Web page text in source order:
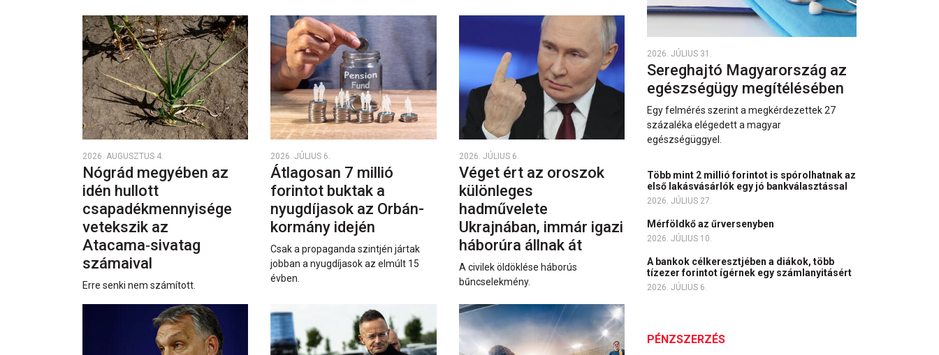
2026. AUGUSZTUS 4.
Nógrád megyében az
idén hullott
csapadékmennyisége
vetekszik az
Atacama‑sivatag
számaival
Erre senki nem számított.
2026. JÚLIUS 6.
Átlagosan 7 millió
forintot buktak a
nyugdíjasok az Orbán-
kormány idején
Csak a propaganda szintjén jártak
jobban a nyugdíjasok az elmúlt 15
évben.
2026. JÚLIUS 6.
Véget ért az oroszok
különleges
hadművelete
Ukrajnában, immár igazi
háborúra állnak át
A civilek öldöklése háborús
bűncselekmény.
2026. JÚLIUS 31.
Sereghajtó Magyarország az
egészségügy megítélésében
Egy felmérés szerint a megkérdezettek 27
százaléka elégedett a magyar
egészségüggyel.
Több mint 2 millió forintot is spórolhatnak az
első lakásvásárlók egy jó bankválasztással
2026. JÚLIUS 27.
Mérföldkő az űrversenyben
2026. JÚLIUS 10.
A bankok célkeresztjében a diákok, több
tízezer forintot ígérnek egy számlanyitásért
2026. JÚLIUS 6.
PÉNZSZERZÉS